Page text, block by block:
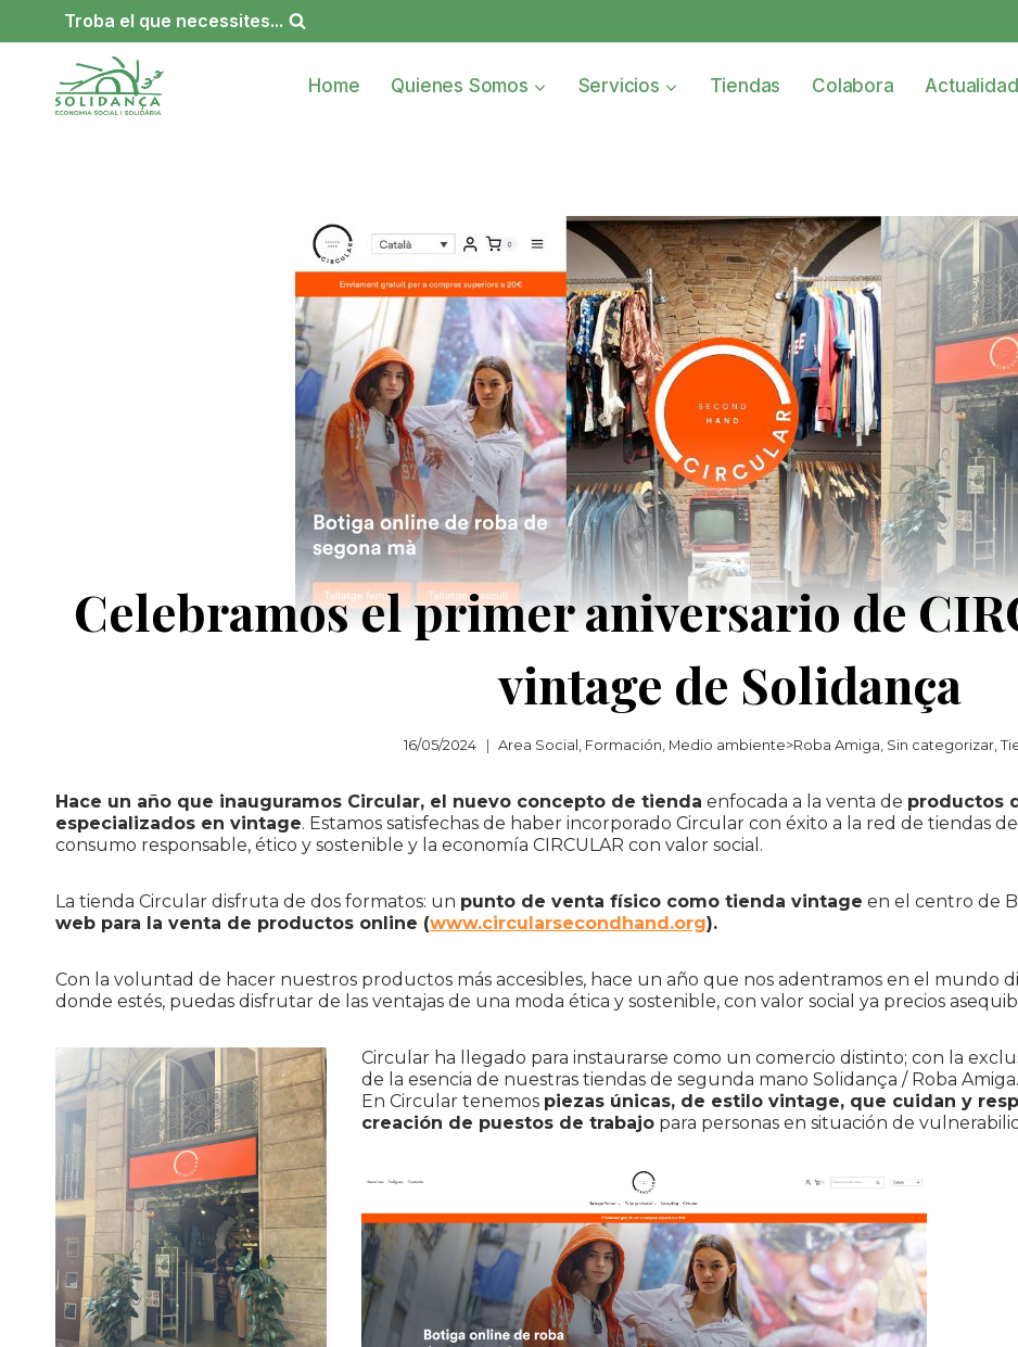
Troba el que necessites...
Home Quienes Somos Servicios Tiendas Colabora Actualidad
Celebramos el primer aniversario de
vintage de Solidança
16/05/2024 Area Social , Formación, Medio ambiente>Roba Amiga, Sin categorizar,
Hace un año que inauguramos Circular, el nuevo concepto de tienda enfocada a la venta de productos
especializados en vintage. Estamos satisfechas de haber incorporado Circular con éxito a la red de tiendas
consumo responsable, ético y sostenible y la economía CIRCULAR con valor social.
La tienda Circular disfruta de dos formatos: un punto de venta físico como tienda vintage en el centro de
web para la venta de productos online (www.circularsecondhand.org).
Con la voluntad de hacer nuestros productos más accesibles, hace un año que nos adentramos en el mundo
donde estés, puedas disfrutar de las ventajas de una moda ética y sostenible, con valor social ya precios
Circular ha llegado para instaurarse como un comercio distinto; con la
de la esencia de nuestras tiendas de segunda mano Solidança / Roba Amiga.
En Circular tenemos piezas únicas, de estilo vintage, que cuidan y
creación de puestos de trabajo para personas en situación de